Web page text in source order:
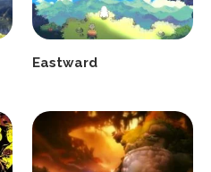
Eastward